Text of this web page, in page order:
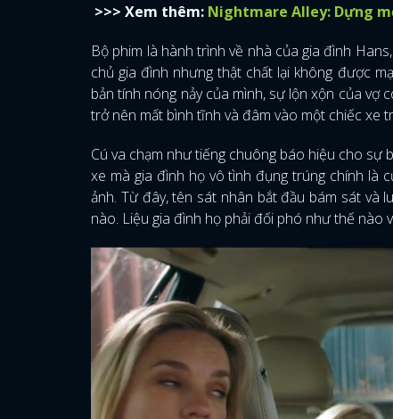
>>> Xem thêm: Nightmare Alley: Dựng
Bộ phim là hành trình về nhà của gia đình
chủ gia đình nhưng thật chất lại không được
bản tính nóng nảy của mình, sự lộn xộn của
trở nên mất bình tĩnh và đâm vào một chiếc xe
Cú va chạm như tiếng chuông báo hiệu cho sự
xe mà gia đình họ vô tình đụng trúng chính là
ảnh. Từ đây, tên sát nhân bắt đầu bám sát và
nào. Liệu gia đình họ phải đối phó như thế nào